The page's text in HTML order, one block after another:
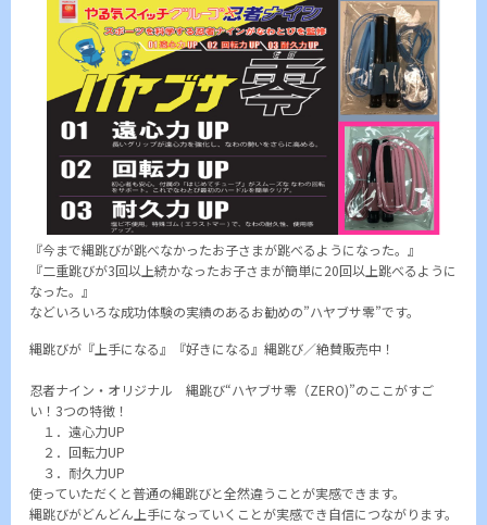
『今まで縄跳びが跳べなかったお子さまが跳べるようになった。』
『二重跳びが3回以上続かなったお子さまが簡単に20回以上跳べるように
なった。』
などいろいろな成功体験の実績のあるお勧めの”ハヤブサ零”です。
縄跳びが『上手になる』『好きになる』縄跳び／絶賛販売中！
忍者ナイン・オリジナル 縄跳び“ハヤブサ零（ZERO)”のここがすご
い！3つの特徴！
１．遠心力UP
２．回転力UP
３．耐久力UP
使っていただくと普通の縄跳びと全然違うことが実感できます。
縄跳びがどんどん上手になっていくことが実感でき自信につながります。